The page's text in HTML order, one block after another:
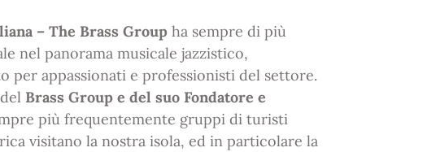
– The Brass Groupha sempre di più
nel panorama musicale jazzistico,
appassionati e professionisti del settore.
Brass Group e del suo Fondatore e
più frequentemente gruppi di turisti
visitano la nostra isola, ed in particolare la